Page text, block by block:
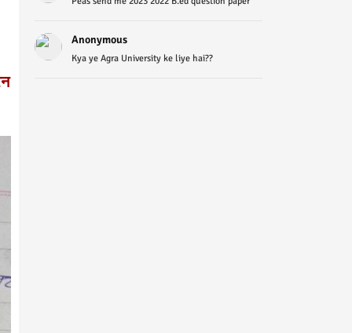
Anonymous
Kya ye Agra University ke liye hai??